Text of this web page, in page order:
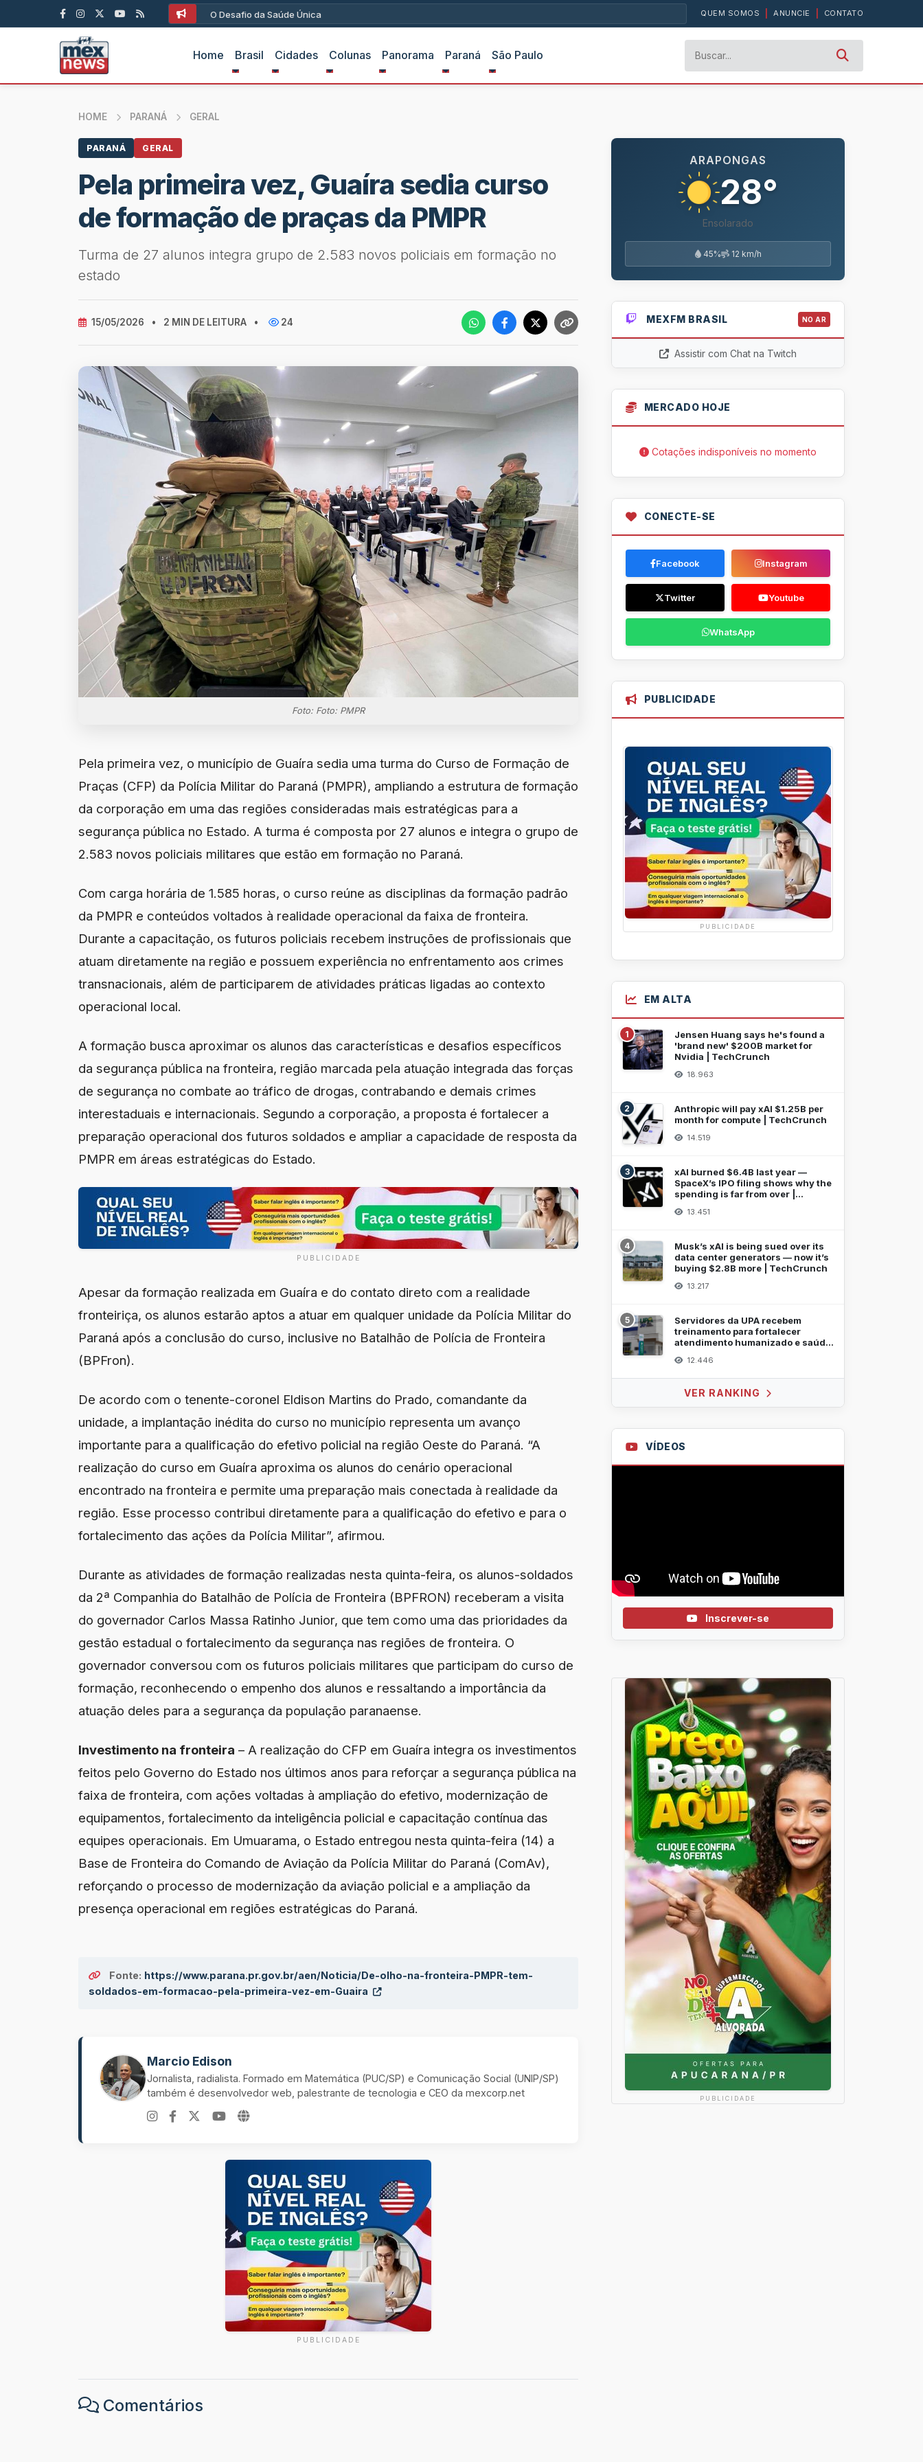
O Desafio da Saúde Única QUEM SOMOS ANUNCIE CONTATO
Home Brasil Cidades Colunas Panorama Paraná São Paulo
HOME PARANÁ GERAL
PARANÁ GERAL
Pela primeira vez, Guaíra sedia curso
de formação de praças da PMPR
Turma de 27 alunos integra grupo de 2.583 novos policiais em formação no
estado
15/05/2026 • 2 MIN DE LEITURA • 24
Foto: Foto: PMPR
Pela primeira vez, o município de Guaíra sedia uma turma do Curso de Formação de
Praças (CFP) da Polícia Militar do Paraná (PMPR), ampliando a estrutura de formação
da corporação em uma das regiões consideradas mais estratégicas para a
segurança pública no Estado. A turma é composta por 27 alunos e integra o grupo de
2.583 novos policiais militares que estão em formação no Paraná.
Com carga horária de 1.585 horas, o curso reúne as disciplinas da formação padrão
da PMPR e conteúdos voltados à realidade operacional da faixa de fronteira.
Durante a capacitação, os futuros policiais recebem instruções de profissionais que
atuam diretamente na região e possuem experiência no enfrentamento aos crimes
transnacionais, além de participarem de atividades práticas ligadas ao contexto
operacional local.
A formação busca aproximar os alunos das características e desafios específicos
da segurança pública na fronteira, região marcada pela atuação integrada das forças
de segurança no combate ao tráfico de drogas, contrabando e demais crimes
interestaduais e internacionais. Segundo a corporação, a proposta é fortalecer a
preparação operacional dos futuros soldados e ampliar a capacidade de resposta da
PMPR em áreas estratégicas do Estado.
PUBLICIDADE
Apesar da formação realizada em Guaíra e do contato direto com a realidade
fronteiriça, os alunos estarão aptos a atuar em qualquer unidade da Polícia Militar do
Paraná após a conclusão do curso, inclusive no Batalhão de Polícia de Fronteira
(BPFron).
De acordo com o tenente-coronel Eldison Martins do Prado, comandante da
unidade, a implantação inédita do curso no município representa um avanço
importante para a qualificação do efetivo policial na região Oeste do Paraná. “A
realização do curso em Guaíra aproxima os alunos do cenário operacional
encontrado na fronteira e permite uma preparação mais conectada à realidade da
região. Esse processo contribui diretamente para a qualificação do efetivo e para o
fortalecimento das ações da Polícia Militar”, afirmou.
Durante as atividades de formação realizadas nesta quinta-feira, os alunos-soldados
da 2ª Companhia do Batalhão de Polícia de Fronteira (BPFRON) receberam a visita
do governador Carlos Massa Ratinho Junior, que tem como uma das prioridades da
gestão estadual o fortalecimento da segurança nas regiões de fronteira. O
governador conversou com os futuros policiais militares que participam do curso de
formação, reconhecendo o empenho dos alunos e ressaltando a importância da
atuação deles para a segurança da população paranaense.
Investimento na fronteira – A realização do CFP em Guaíra integra os investimentos
feitos pelo Governo do Estado nos últimos anos para reforçar a segurança pública na
faixa de fronteira, com ações voltadas à ampliação do efetivo, modernização de
equipamentos, fortalecimento da inteligência policial e capacitação contínua das
equipes operacionais. Em Umuarama, o Estado entregou nesta quinta-feira (14) a
Base de Fronteira do Comando de Aviação da Polícia Militar do Paraná (ComAv),
reforçando o processo de modernização da aviação policial e a ampliação da
presença operacional em regiões estratégicas do Paraná.
Fonte: https://www.parana.pr.gov.br/aen/Noticia/De-olho-na-fronteira-PMPR-tem-
soldados-em-formacao-pela-primeira-vez-em-Guaira
Marcio Edison
Jornalista, radialista. Formado em Matemática (PUC/SP) e Comunicação Social (UNIP/SP)
também é desenvolvedor web, palestrante de tecnologia e CEO da mexcorp.net
PUBLICIDADE
Comentários
ARAPONGAS
28°
Ensolarado
45% 12 km/h
MEXFM BRASIL NO AR
Assistir com Chat na Twitch
MERCADO HOJE
Cotações indisponíveis no momento
CONECTE-SE
Facebook Instagram
Twitter Youtube
WhatsApp
PUBLICIDADE
PUBLICIDADE
EM ALTA
1
Jensen Huang says he's found a
'brand new' $200B market for
Nvidia | TechCrunch
18.963
2
Anthropic will pay xAI $1.25B per
month for compute | TechCrunch
14.519
3
xAI burned $6.4B last year —
SpaceX’s IPO filing shows why the
spending is far from over |
13.451
4
Musk’s xAI is being sued over its
data center generators — now it’s
buying $2.8B more | TechCrunch
13.217
5
Servidores da UPA recebem
treinamento para fortalecer
atendimento humanizado e saúde
12.446
VER RANKING
VÍDEOS
Inscrever-se
PUBLICIDADE